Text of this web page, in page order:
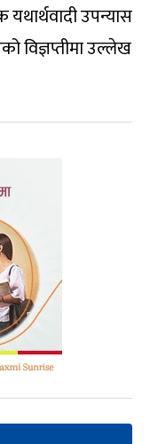
उपन्यास
विज्ञप्तीमा उल्लेख